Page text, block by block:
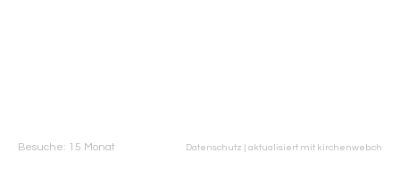
Besuche: 15 Monat Datenschutz | aktualisiert mit kirchenweb.ch